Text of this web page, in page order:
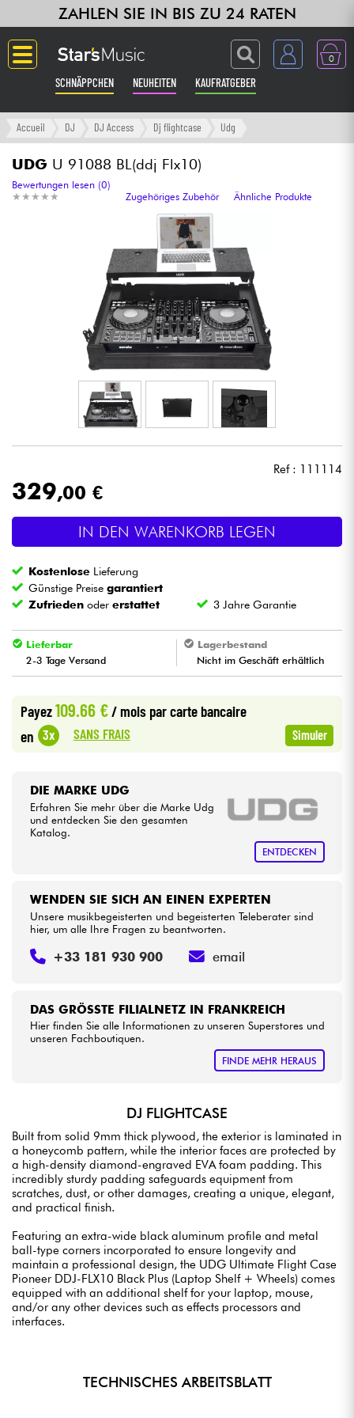
ZAHLEN SIE IN BIS ZU 24 RATEN
0
SCHNÄPPCHEN NEUHEITEN KAUFRATGEBER
Langue
Gitarre & Bass
Verstärker & Effekte
Synths & samplers
Studio
Kopfhörer
Mikros
Live-Sound
Licht
Drums
Violinen & Quartett
Kinder
HiFi
Bundle
Accueil DJ DJ Access Dj flightcase Udg
UDG U 91088 BL(ddj Flx10)
★ ★ ★ ★ ★
★ ★ ★ ★ ★
Bewertungen lesen (0)
Zugehöriges Zubehör
Ähnliche Produkte
Ref : 111114
329,00 €
IN DEN WARENKORB LEGEN
Kostenlose Lieferung
Günstige Preisegarantiert
Zufrieden odererstattet 3 Jahre Garantie
Lieferbar
2-3 Tage Versand
Lagerbestand
Nicht im Geschäft erhältlich
Payez109.66 €/ mois par carte bancaire
en 3x SANS FRAIS Simuler
DIE MARKE UDG
Erfahren Sie mehr über die Marke Udg
und entdecken Sie den gesamten
Katalog.
ENTDECKEN
DAS GRÖSSTE FILIALNETZ IN FRANKREICH
Hier finden Sie alle Informationen zu unseren Superstores und
unseren Fachboutiquen.
FINDE MEHR HERAUS
WENDEN SIE SICH AN EINEN EXPERTEN
Unsere musikbegeisterten und begeisterten Teleberater sind
hier, um alle Ihre Fragen zu beantworten.
+33 181 930 900 email
DJ FLIGHTCASE
Built from solid 9mm thick plywood, the exterior is laminated in
a honeycomb pattern, while the interior faces are protected by
a high-density diamond-engraved EVA foam padding. This
incredibly sturdy padding safeguards equipment from
scratches, dust, or other damages, creating a unique, elegant,
and practical finish.
Featuring an extra-wide black aluminum profile and metal
ball-type corners incorporated to ensure longevity and
maintain a professional design, the UDG Ultimate Flight Case
Pioneer DDJ-FLX10 Black Plus (Laptop Shelf + Wheels) comes
equipped with an additional shelf for your laptop, mouse,
and/or any other devices such as effects processors and
interfaces.
TECHNISCHES ARBEITSBLATT